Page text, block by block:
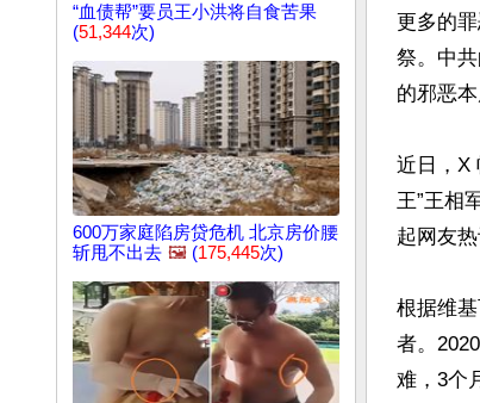
“血债帮”要员王小洪将自食苦果
(51,344次)
600万家庭陷房贷危机 北京房价腰
斩甩不出去 🖼️ (175,445次)
更多的
祭。中
的邪恶
近日，X
王”王相
起网友热
根据维
者。
难，3个